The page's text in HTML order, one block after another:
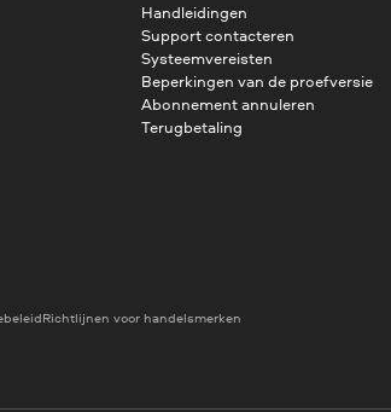
Handleidingen
Support contacteren
Systeemvereisten
Beperkingen van de proefversie
Abonnement annuleren
Terugbetaling
Richtlijnen voor handelsmerken